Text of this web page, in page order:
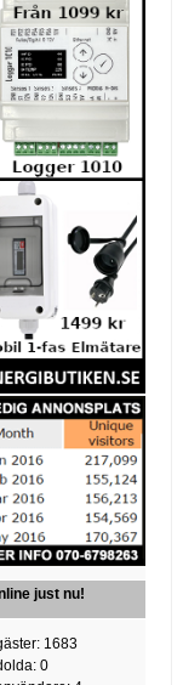
just nu!
1683
0